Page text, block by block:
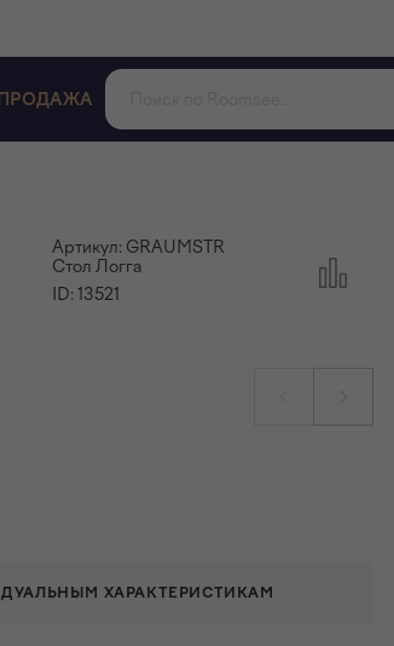
Артикул: GRAUMSTR
Стол Логга
ID: 13521
ХАРАКТЕРИСТИКАМ